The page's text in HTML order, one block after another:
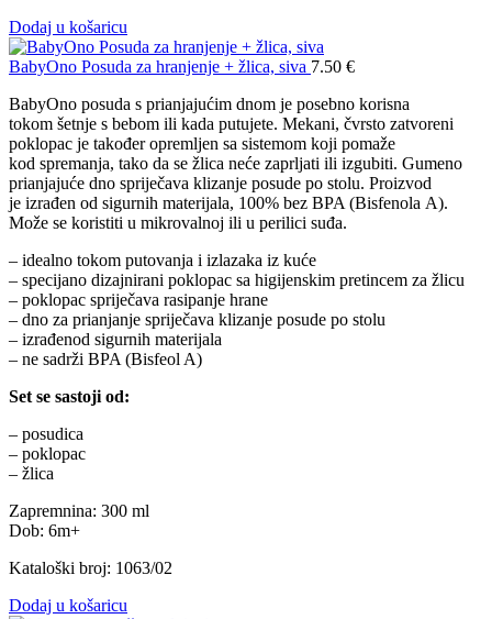
Dodaj u košaricu
BabyOno Posuda za hranjenje + žlica, siva 7.50 €
BabyOno posuda s prianjajućim dnom je posebno korisna
tokom šetnje s bebom ili kada putujete. Mekani, čvrsto zatvoreni
poklopac je također opremljen sa sistemom koji pomaže
kod spremanja, tako da se žlica neće zaprljati ili izgubiti. Gumeno
prianjajuće dno spriječava klizanje posude po stolu. Proizvod
je izrađen od sigurnih materijala, 100% bez BPA (Bisfenola A).
Može se koristiti u mikrovalnoj ili u perilici suđa.
– idealno tokom putovanja i izlazaka iz kuće
– specijano dizajnirani poklopac sa higijenskim pretincem za žlicu
– poklopac spriječava rasipanje hrane
– dno za prianjanje spriječava klizanje posude po stolu
– izrađenod sigurnih materijala
– ne sadrži BPA (Bisfeol A)
Set se sastoji od:
– posudica
– poklopac
– žlica
Zapremnina: 300 ml
Dob: 6m+
Kataloški broj: 1063/02
Dodaj u košaricu